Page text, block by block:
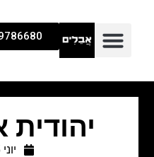
יהודית
יוני 15, 2015